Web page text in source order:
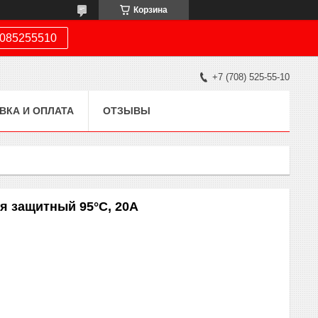
Корзина
+7 (708) 525-55-10
И ОПЛАТА ОТЗЫВЫ
защитный 95°C, 20A